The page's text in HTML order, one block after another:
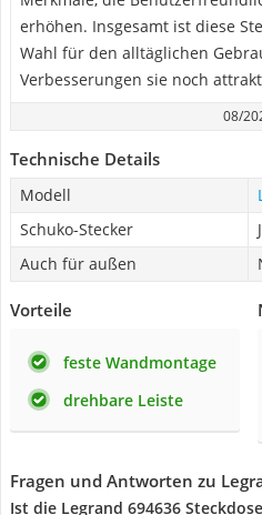
erhöhen. Insgesamt ist diese
Wahl für den alltäglichen
Verbesserungen sie noch
08/
Technische Details
Modell
Schuko-Stecker
Auch für außen
Vorteile
feste Wandmontage
drehbare Leiste
Fragen und Antworten zu
Ist die Legrand 694636